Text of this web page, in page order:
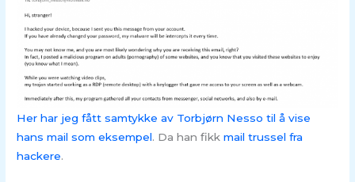
Her har jeg fått samtykke av Torbjørn Nesso til å vise
hans mail someksempel. Da han fikkmail trussel fra
hackere.